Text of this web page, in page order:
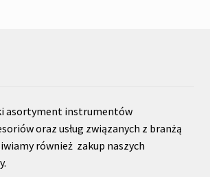
asortyment instrumentów
oraz usług związanych z branżą
również zakup naszych